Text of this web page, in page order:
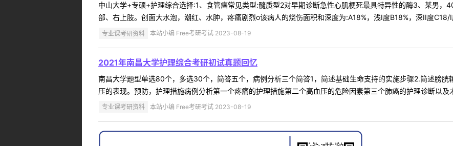
中山大学+专硕+护理综合选择:1、食管癌常见类型:髓质型2对早期诊断急性心肌梗死最具特异性的酶3、某男
部、右上肢。创面大水泡，潮红、水肿，疼痛剧烈o该病人的烧伤面积和深度为:A18%，浅I度B18%，深II度C18/
专业课考研资料 本站小编 Free考研考试 2023-08-19
2021年南昌大学护理综合考研初试真题回忆
南昌大学题型单选80个，多选30个，简答五个，病例分析三个简答1，简述基础生命支持的实施步骤2.简述膀
压的表现。预防，护理措施病例分析第一个疼痛的护理措施第二个高血压的危险因素第三个肺癌的护理诊断以
专业课考研资料 本站小编 Free考研考试 2023-08-19